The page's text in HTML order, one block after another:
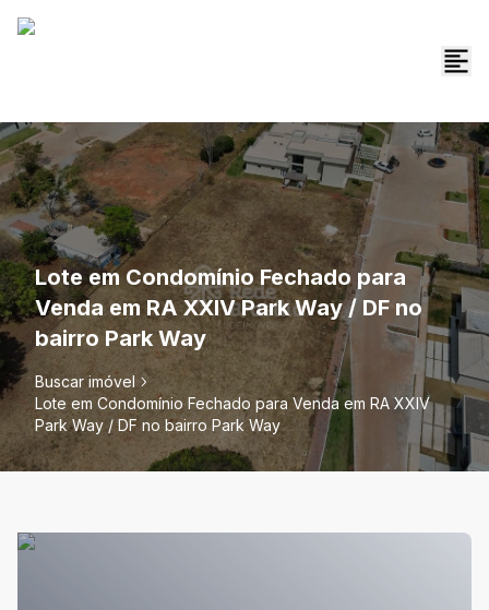
Lote em Condomínio Fechado para
Venda em RA XXIV Park Way / DF no
bairro Park Way
Buscar imóvel
Lote em Condomínio Fechado para Venda em RA XXIV
Park Way / DF no bairro Park Way